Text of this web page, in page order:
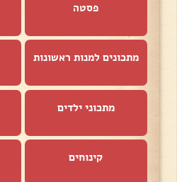
פסטה
מתכונים למנות ראשונות
מתכוני ילדים
קינוחים